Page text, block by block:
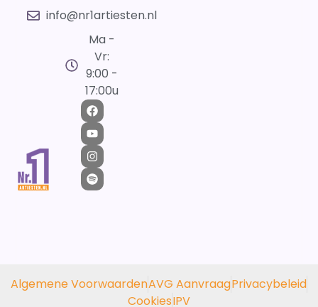
info@nr1artiesten.nl
Ma -
Vr:
9:00 -
17:00u
Algemene VoorwaardenAVG AanvraagPrivacybeleid
CookiesIPV